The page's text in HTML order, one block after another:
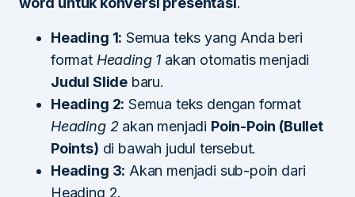
Heading 1: Semua teks yang Anda beri
format Heading 1 akan otomatis menjadi
Judul Slide baru.
Heading 2: Semua teks dengan format
Heading 2akan menjadi Poin-Poin (Bullet
Points) di bawah judul tersebut.
Heading 3: Akan menjadi sub-poin dari
Heading 2.